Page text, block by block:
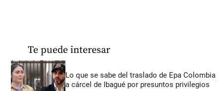
Te puede interesar
Lo que se sabe del traslado de Epa Colombia
a cárcel de Ibagué por presuntos privilegios